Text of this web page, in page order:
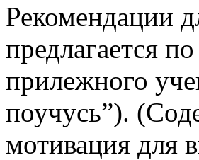
Рекомендации
предлагается
прилежного
поучусь”).
мотивация для